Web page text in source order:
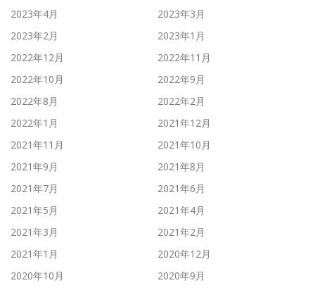
2023年4月
2023年3月
2023年2月
2023年1月
2022年12月
2022年11月
2022年10月
2022年9月
2022年8月
2022年2月
2022年1月
2021年12月
2021年11月
2021年10月
2021年9月
2021年8月
2021年7月
2021年6月
2021年5月
2021年4月
2021年3月
2021年2月
2021年1月
2020年12月
2020年10月
2020年9月